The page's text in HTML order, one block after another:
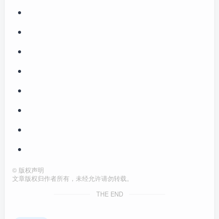
© 版权声明
文章版权归作者所有，未经允许请勿转载。
THE END